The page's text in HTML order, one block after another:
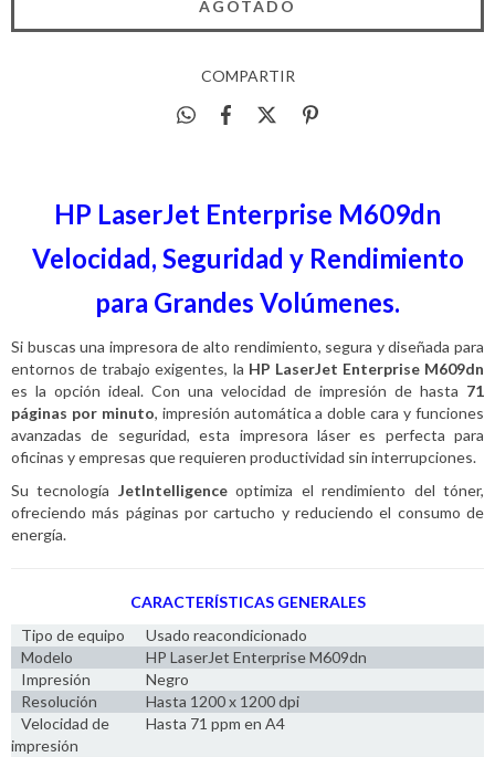
COMPARTIR
HP LaserJet Enterprise M609dn
Velocidad, Seguridad y Rendimiento
para Grandes Volúmenes.
Si buscas una impresora de alto rendimiento, segura y diseñada para
entornos de trabajo exigentes, la HP LaserJet Enterprise M609dn
es la opción ideal. Con una velocidad de impresión de hasta 71
páginas por minuto, impresión automática a doble cara y funciones
avanzadas de seguridad, esta impresora láser es perfecta para
oficinas y empresas que requieren productividad sin interrupciones.
Su tecnología JetIntelligenceoptimiza el rendimiento del tóner,
ofreciendo más páginas por cartucho y reduciendo el consumo de
energía.
CARACTERÍSTICAS GENERALES
Tipo de equipo
Usado reacondicionado
Modelo
HP LaserJet Enterprise M609dn
Impresión
Negro
Resolución
Hasta 1200 x 1200 dpi
Velocidad de
impresión
Hasta 71 ppm en A4